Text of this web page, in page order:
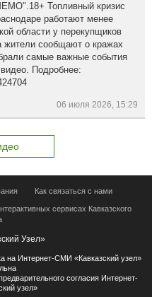
Топливный кризис
работают менее
области у перекупщиков
жители сообщают о кражах
самые важные события
Подробнее:
06 июля 2026, 15:29
Как связаться с нами
сервисах Кавказского
Узел»
на Интернет-СМИ «Кавказский узел»
согласия Интернет-
узел»